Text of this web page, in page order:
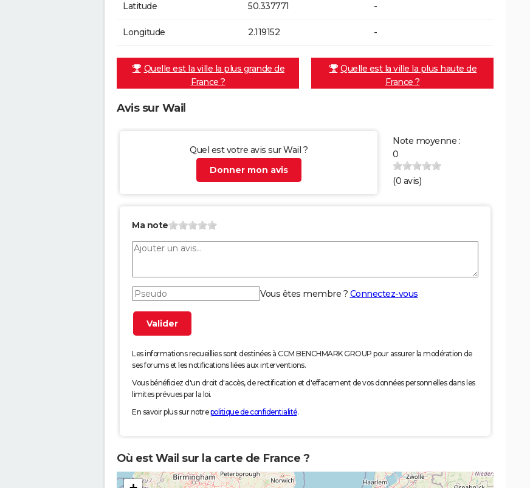
Latitude 50.337771 -
Longitude 2.119152 -
Quelle est la ville la plus grande de
France ?
Quelle est la ville la plus haute de
France ?
Avis sur Wail
Quel est votre avis sur Wail ?
Donner mon avis
Note moyenne :
0
(0 avis)
Ma note
Vous êtes membre ? Connectez-vous
Les informations recueillies sont destinées à CCM BENCHMARK GROUP pour assurer la modération de
ses forums et les notifications liées aux interventions.
Vous bénéficiez d'un droit d'accès, de rectification et d'effacement de vos données personnelles dans les
limites prévues par la loi.
En savoir plus sur notrepolitique de confidentialité.
Où est Wail sur la carte de France ?